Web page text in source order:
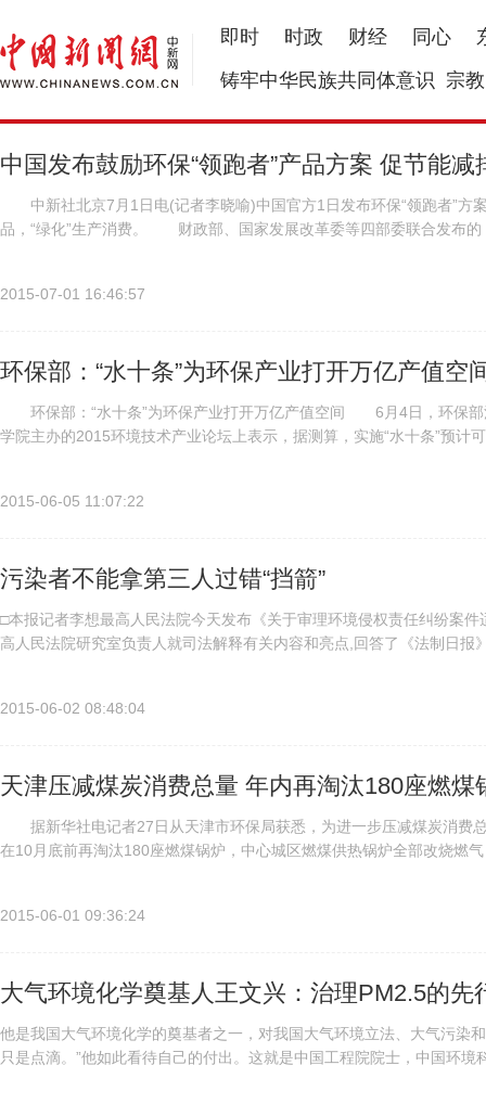
即时 时政 财经 同心
铸牢中华民族共同体意识 宗教
中国发布鼓励环保“领跑者”产品方案 促节能减
中新社北京7月1日电(记者李晓喻)中国官方1日发布环保“领跑者”方
品，“绿化”生产消费。 财政部、国家发展改革委等四部委联合发布的
2015-07-01 16:46:57
环保部：“水十条”为环保产业打开万亿产值空
环保部：“水十条”为环保产业打开万亿产值空间 6月4日，环保部
学院主办的2015环境技术产业论坛上表示，据测算，实施“水十条”预计
2015-06-05 11:07:22
污染者不能拿第三人过错“挡箭”
□本报记者李想最高人民法院今天发布《关于审理环境侵权责任纠纷案
高人民法院研究室负责人就司法解释有关内容和亮点,回答了《法制日
2015-06-02 08:48:04
天津压减煤炭消费总量 年内再淘汰180座燃煤
据新华社电记者27日从天津市环保局获悉，为进一步压减煤炭消费
在10月底前再淘汰180座燃煤锅炉，中心城区燃煤供热锅炉全部改烧
2015-06-01 09:36:24
大气环境化学奠基人王文兴：治理PM2.5的先
他是我国大气环境化学的奠基者之一，对我国大气环境立法、大气污染
只是点滴。”他如此看待自己的付出。这就是中国工程院院士，中国环